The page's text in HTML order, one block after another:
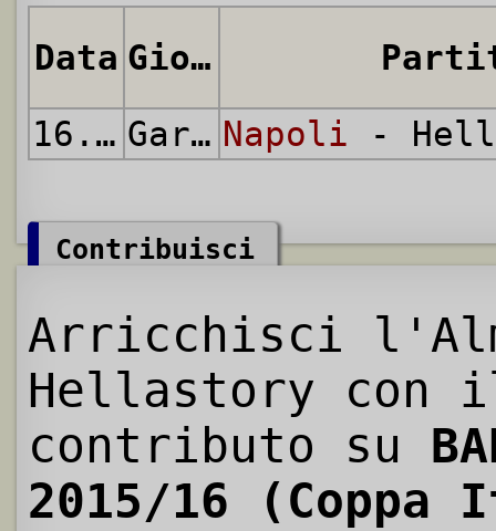
Data Giornata
16.12.2015
Gara Unica Napoli -
Contribuisci
Arricchisci
Hellastory con
contributo su
2015/16